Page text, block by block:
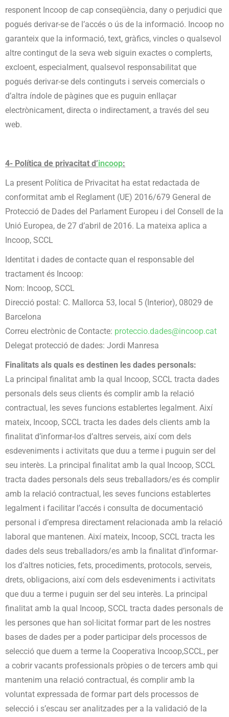
responent Incoop de cap conseqüència, dany o perjudici que
pogués derivar-se de l’accés o ús de la informació. Incoop no
garanteix que la informació, text, gràfics, vincles o qualsevol
altre contingut de la seva web siguin exactes o complerts,
excloent, especialment, qualsevol responsabilitat que
pogués derivar-se dels continguts i serveis comercials o
d’altra índole de pàgines que es puguin enllaçar
electrònicament, directa o indirectament, a través del seu
web.
4- Política de privacitat d’incoop:
La present Política de Privacitat ha estat redactada de
conformitat amb el Reglament (UE) 2016/679 General de
Protecció de Dades del Parlament Europeu i del Consell de la
Unió Europea, de 27 d’abril de 2016. La mateixa aplica a
Incoop, SCCL
Identitat i dades de contacte quan el responsable del
tractament és Incoop:
Nom: Incoop, SCCL
Direcció postal: C. Mallorca 53, local 5 (Interior), 08029 de
Barcelona
Correu electrònic de Contacte: proteccio.dades@incoop.cat
Delegat protecció de dades: Jordi Manresa
Finalitats als quals es destinen les dades personals:
La principal finalitat amb la qual Incoop, SCCL tracta dades
personals dels seus clients és complir amb la relació
contractual, les seves funcions establertes legalment. Així
mateix, Incoop, SCCL tracta les dades dels clients amb la
finalitat d’informar-los d’altres serveis, així com dels
esdeveniments i activitats que duu a terme i puguin ser del
seu interès. La principal finalitat amb la qual Incoop, SCCL
tracta dades personals dels seus treballadors/es és complir
amb la relació contractual, les seves funcions establertes
legalment i facilitar l’accés i consulta de documentació
personal i d’empresa directament relacionada amb la relació
laboral que mantenen. Així mateix, Incoop, SCCL tracta les
dades dels seus treballadors/es amb la finalitat d’informar-
los d’altres noticies, fets, procediments, protocols, serveis,
drets, obligacions, així com dels esdeveniments i activitats
que duu a terme i puguin ser del seu interès. La principal
finalitat amb la qual Incoop, SCCL tracta dades personals de
les persones que han sol·licitat formar part de les nostres
bases de dades per a poder participar dels processos de
selecció que duem a terme la Cooperativa Incoop,SCCL, per
a cobrir vacants professionals pròpies o de tercers amb qui
mantenim una relació contractual, és complir amb la
voluntat expressada de formar part dels processos de
selecció i s’escau ser analitzades per a la validació de la